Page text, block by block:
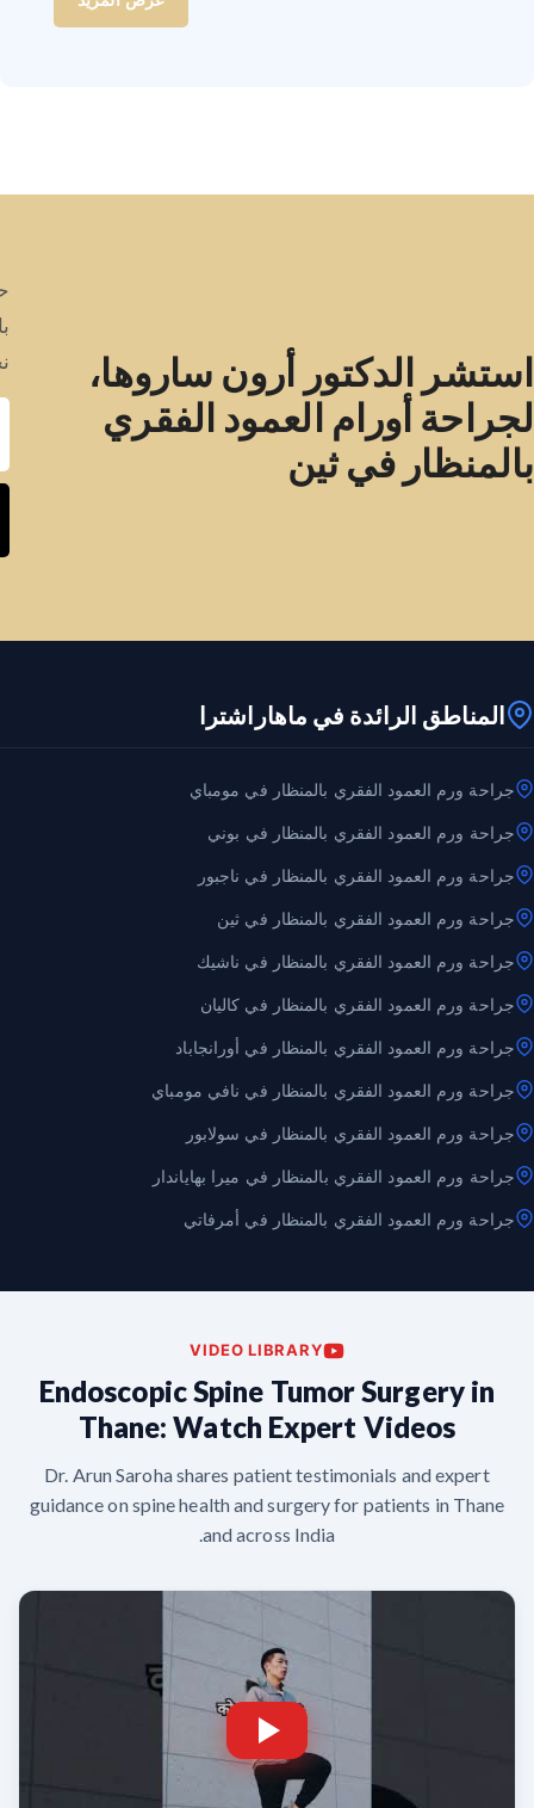
استشر الدكتور أرون ساروها،
لجراحة أورام العمود الفقري
بالمنظار في ثين
المناطق الرائدة في ماهاراشترا
جراحة ورم العمود الفقري بالمنظار في مومباي
جراحة ورم العمود الفقري بالمنظار في بوني
جراحة ورم العمود الفقري بالمنظار في ناجبور
جراحة ورم العمود الفقري بالمنظار في ثين
جراحة ورم العمود الفقري بالمنظار في ناشيك
جراحة ورم العمود الفقري بالمنظار في كاليان
جراحة ورم العمود الفقري بالمنظار في أورانجاباد
جراحة ورم العمود الفقري بالمنظار في نافي مومباي
جراحة ورم العمود الفقري بالمنظار في سولابور
جراحة ورم العمود الفقري بالمنظار في ميرا بهاياندار
جراحة ورم العمود الفقري بالمنظار في أمرفاتي
VIDEO LIBRARY
Endoscopic Spine Tumor Surgery in
Thane: Watch Expert Videos
Dr. Arun Saroha shares patient testimonials and expert
guidance on spine health and surgery for patients in Thane
and across India.